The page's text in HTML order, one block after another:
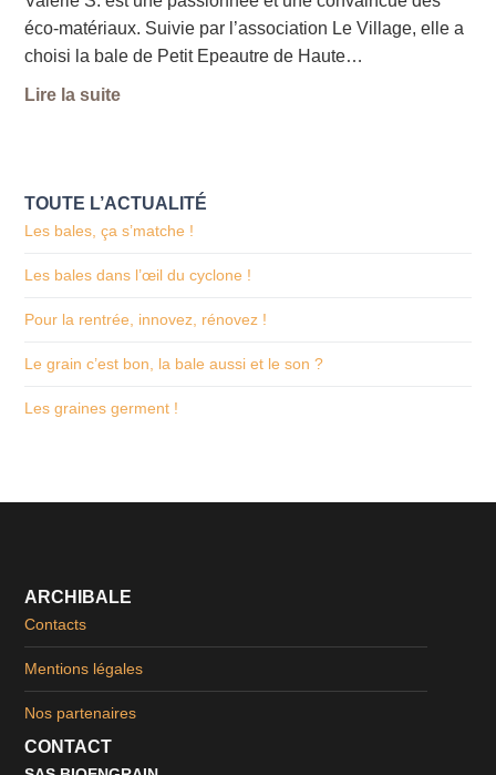
éco-matériaux. Suivie par l’association Le Village, elle a
choisi la bale de Petit Epeautre de Haute…
Lire la suite
TOUTE L’ACTUALITÉ
Les bales, ça s’matche !
Les bales dans l’œil du cyclone !
Pour la rentrée, innovez, rénovez !
Le grain c’est bon, la bale aussi et le son ?
Les graines germent !
ARCHIBALE
Contacts
Mentions légales
Nos partenaires
CONTACT